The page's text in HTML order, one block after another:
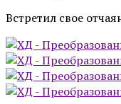
Встретил свое